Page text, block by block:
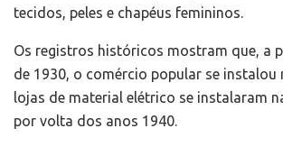
tecidos, peles e chapéus femininos.
Os registros históricos mostram que, a
de 1930, o comércio popular se instalou
lojas de material elétrico se instalaram
por volta dos anos 1940.